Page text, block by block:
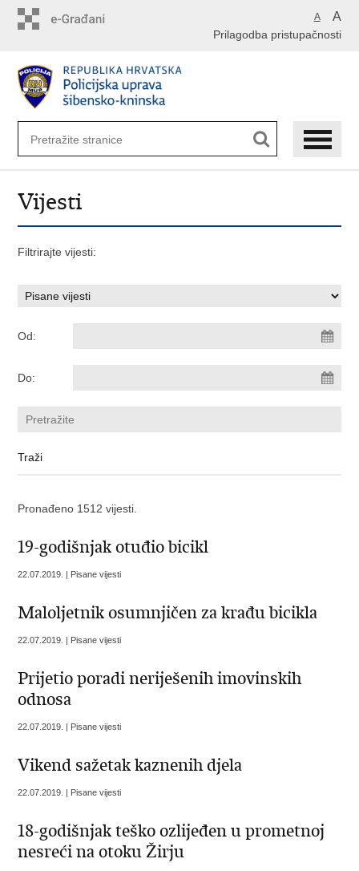
A A
Prilagodba pristupačnosti
Vijesti
Filtrirajte vijesti:
Od:
Do:
Pronađeno 1512 vijesti.
19-godišnjak otuđio bicikl
22.07.2019. | Pisane vijesti
Maloljetnik osumnjičen za krađu bicikla
22.07.2019. | Pisane vijesti
Prijetio poradi neriješenih imovinskih
odnosa
22.07.2019. | Pisane vijesti
Vikend sažetak kaznenih djela
22.07.2019. | Pisane vijesti
18-godišnjak teško ozlijeđen u prometnoj
nesreći na otoku Žirju